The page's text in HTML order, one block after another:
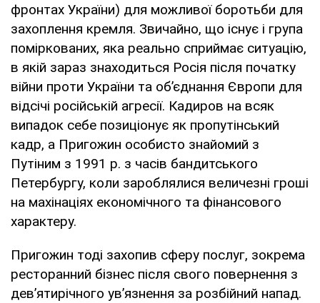
фронтах України) для можливої боротьби для
захоплення кремля. Звичайно, що існує і група
поміркованих, яка реально сприймає ситуацію,
в якій зараз знаходиться Росія після початку
війни проти України та об’єднання Європи для
відсічі російській агресії. Кадиров на всяк
випадок себе позиціонує як пропутінський
кадр, а Пригожин особисто знайомий з
Путіним з 1991 р. з часів бандитського
Петербургу, коли зароблялися величезні гроші
на махінаціях економічного та фінансового
характеру.
Пригожин тоді захопив сферу послуг, зокрема
ресторанний бізнес після свого повернення з
дев’ятирічного ув’язнення за розбійний напад.